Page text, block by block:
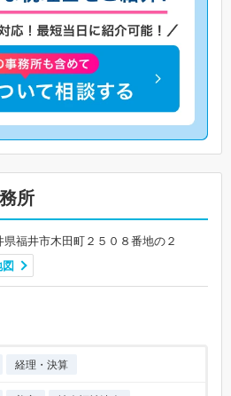
所
県福井市木田町２５０８番地の２
経理・決算